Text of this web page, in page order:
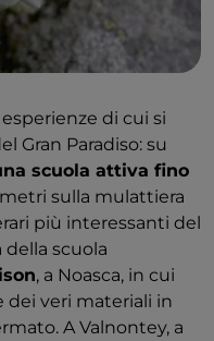
esperienze di cui si
Gran Paradiso: su
scuola attiva fino
metri sulla mulattiera
più interessanti del
scuola
, a Noasca, in cui
dei veri materiali in
A Valnontey, a